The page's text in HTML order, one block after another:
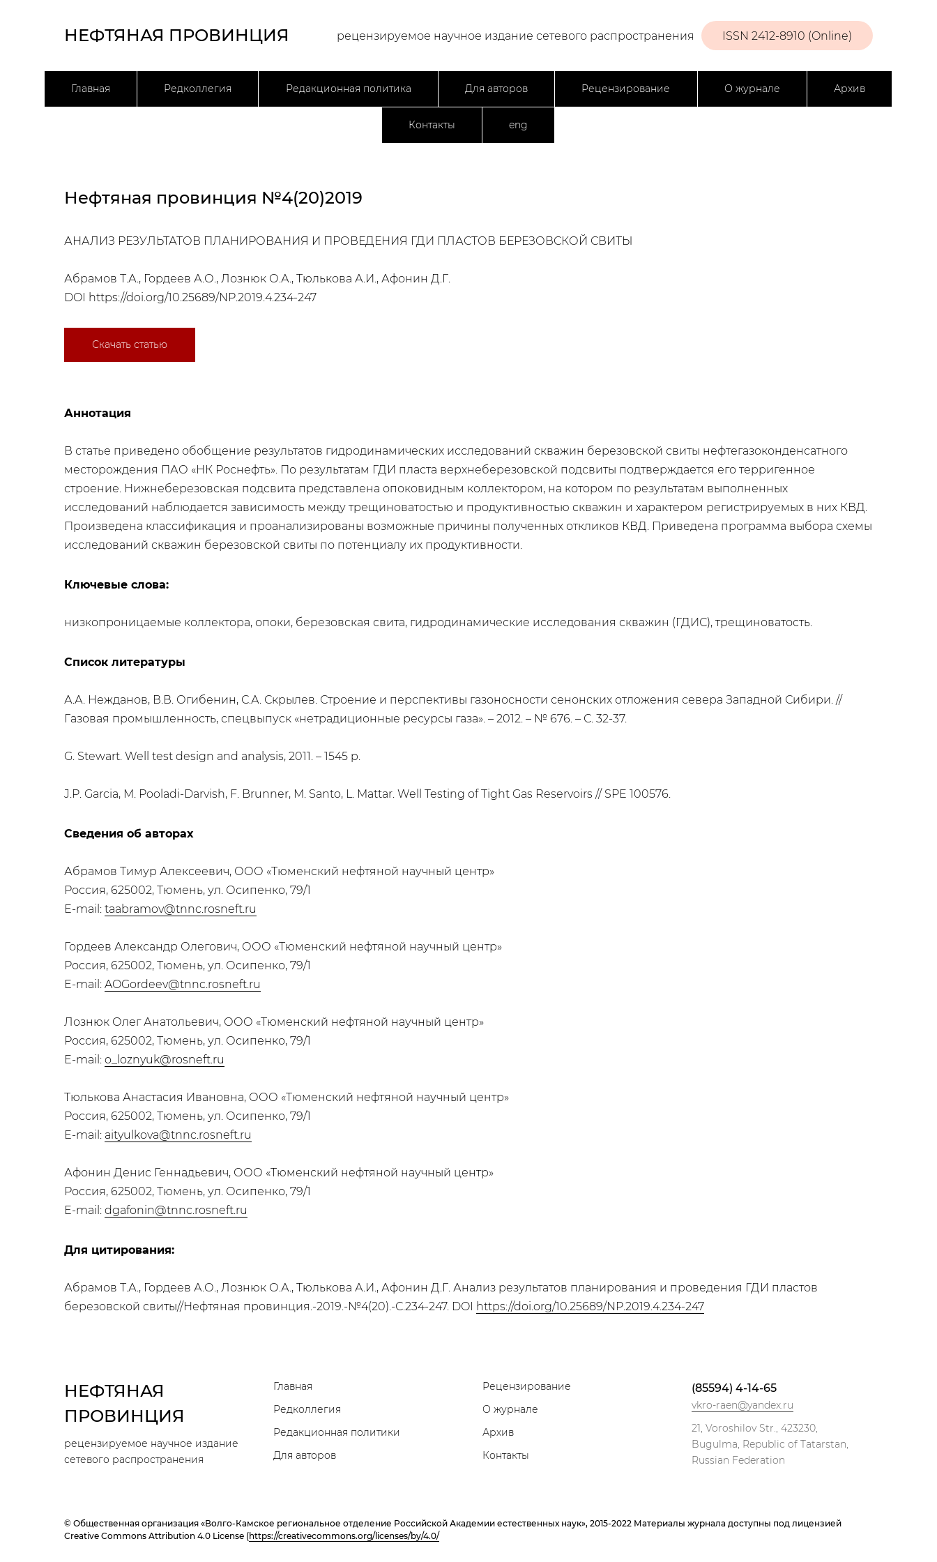
НЕФТЯНАЯ ПРОВИНЦИЯ ISSN 2412-8910 (Online)
рецензируемое научное издание сетевого распространения
Главная Редколлегия Редакционная политика Для авторов Рецензирование О журнале Архив
Контакты eng
Нефтяная провинция №4(20)2019
АНАЛИЗ РЕЗУЛЬТАТОВ ПЛАНИРОВАНИЯ И ПРОВЕДЕНИЯ ГДИ ПЛАСТОВ БЕРЕЗОВСКОЙ СВИТЫ
Абрамов Т.А., Гордеев А.О., Лознюк О.А., Тюлькова А.И., Афонин Д.Г.
DOI https://doi.org/10.25689/NP.2019.4.234-247
Скачать статью
Аннотация
В статье приведено обобщение результатов гидродинамических исследований скважин березовской свиты нефтегазоконденсатного
месторождения ПАО «НК Роснефть». По результатам ГДИ пласта верхнеберезовской подсвиты подтверждается его терригенное
строение. Нижнеберезовская подсвита представлена опоковидным коллектором, на котором по результатам выполненных
исследований наблюдается зависимость между трещиноватостью и продуктивностью скважин и характером регистрируемых в них КВД.
Произведена классификация и проанализированы возможные причины полученных откликов КВД. Приведена программа выбора схемы
исследований скважин березовской свиты по потенциалу их продуктивности.
Ключевые слова:
низкопроницаемые коллектора, опоки, березовская свита, гидродинамические исследования скважин (ГДИС), трещиноватость.
Список литературы
А.А. Нежданов, В.В. Огибенин, С.А. Скрылев. Строение и перспективы газоносности сенонских отложения севера Западной Сибири. //
Газовая промышленность, спецвыпуск «нетрадиционные ресурсы газа». – 2012. – № 676. – С. 32-37.
G. Stewart. Well test design and analysis, 2011. – 1545 p.
J.P. Garcia, M. Pooladi-Darvish, F. Brunner, M. Santo, L. Mattar. Well Testing of Tight Gas Reservoirs // SPE 100576.
Сведения об авторах
Абрамов Тимур Алексеевич, ООО «Тюменский нефтяной научный центр»
Россия, 625002, Тюмень, ул. Осипенко, 79/1
E-mail: taabramov@tnnc.rosneft.ru
Гордеев Александр Олегович, ООО «Тюменский нефтяной научный центр»
Россия, 625002, Тюмень, ул. Осипенко, 79/1
E-mail: AOGordeev@tnnc.rosneft.ru
Лознюк Олег Анатольевич, ООО «Тюменский нефтяной научный центр»
Россия, 625002, Тюмень, ул. Осипенко, 79/1
E-mail: o_loznyuk@rosneft.ru
Тюлькова Анастасия Ивановна, ООО «Тюменский нефтяной научный центр»
Россия, 625002, Тюмень, ул. Осипенко, 79/1
E-mail: aityulkova@tnnc.rosneft.ru
Афонин Денис Геннадьевич, ООО «Тюменский нефтяной научный центр»
Россия, 625002, Тюмень, ул. Осипенко, 79/1
E-mail: dgafonin@tnnc.rosneft.ru
Для цитирования:
Абрамов Т.А., Гордеев А.О., Лознюк О.А., Тюлькова А.И., Афонин Д.Г. Анализ результатов планирования и проведения ГДИ пластов
березовской свиты//Нефтяная провинция.-2019.-№4(20).-С.234-247. DOI https://doi.org/10.25689/NP.2019.4.234-247
НЕФТЯНАЯ
ПРОВИНЦИЯ
рецензируемое научное издание
сетевого распространения
Главная
Редколлегия
Редакционная политики
Для авторов
Рецензирование
О журнале
Архив
Контакты
(85594) 4-14-65
vkro-raen@yandex.ru
21, Voroshilov Str., 423230,
Bugulma, Republic of Tatarstan,
Russian Federation
© Общественная организация «Волго-Камское региональное отделение Российской Академии естественных наук», 2015-2022 Материалы журнала доступны под лицензией
Creative Commons Attribution 4.0 License (https://creativecommons.org/licenses/by/4.0/